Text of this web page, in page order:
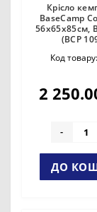
Крісло
BaseCamp
56х65х85см,
(BCP
Код
2
-
ДО